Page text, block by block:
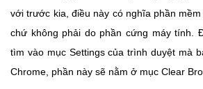
với trước kia, điều này có nghĩa phần mềm
chứ không phải do phần cứng máy tính.
tìm vào mục Settings của trình duyệt mà
Chrome, phần này sẽ nằm ở mục Clear